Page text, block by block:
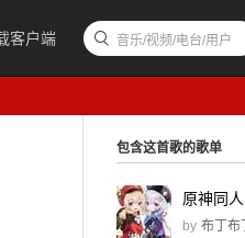
客户端 音乐/视频/电台/用户